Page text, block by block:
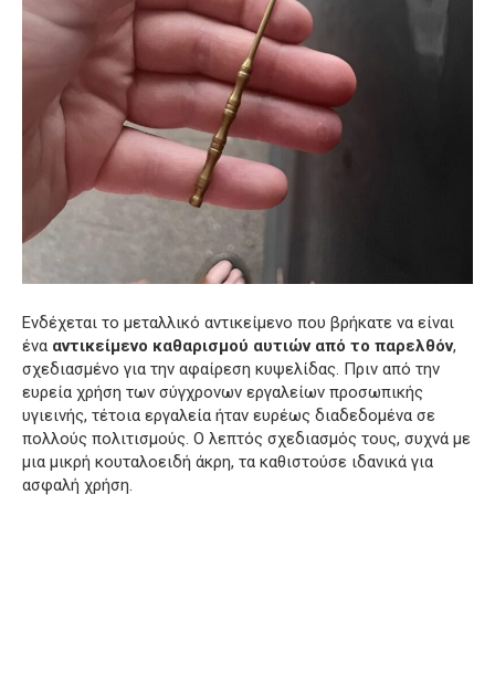
Ενδέχεται το μεταλλικό αντικείμενο που βρήκατε να είναι
ένα αντικείμενο καθαρισμού αυτιών από το παρελθόν,
σχεδιασμένο για την αφαίρεση κυψελίδας. Πριν από την
ευρεία χρήση των σύγχρονων εργαλείων προσωπικής
υγιεινής, τέτοια εργαλεία ήταν ευρέως διαδεδομένα σε
πολλούς πολιτισμούς. Ο λεπτός σχεδιασμός τους, συχνά με
μια μικρή κουταλοειδή άκρη, τα καθιστούσε ιδανικά για
ασφαλή χρήση.